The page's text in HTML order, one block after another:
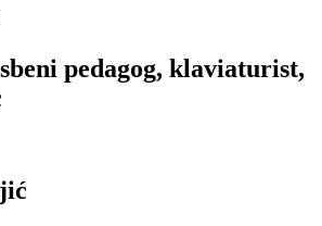
pedagog, klaviaturist,